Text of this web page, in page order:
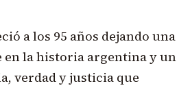
a los 95 años dejando una
la historia argentina y un
verdad y justicia que